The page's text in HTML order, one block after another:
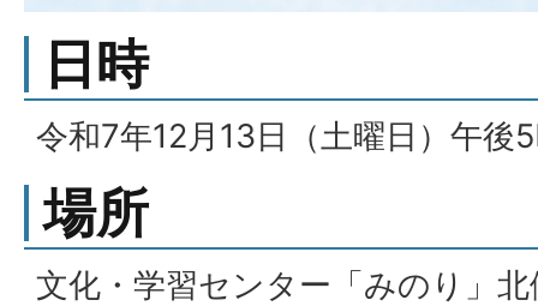
日時
令和7年12月13日（土曜日）午後
場所
文化・学習センター「みのり」